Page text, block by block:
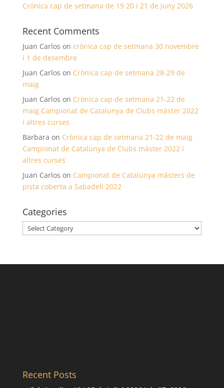
Crònica cap de setmana de 19 20 i 21 de juny 2026
Recent Comments
Juan Carlos on crònica cap de setmana 30 novembre
i 1 de desembre
Juan Carlos on Crònica cap de setmana 28-29 de
maig
Juan Carlos on Crònica cap de setmana 21-22 de
maig Campionat de Catalunya de Clubs màster 2022
i altres curses
Barbara on Crònica cap de setmana 21-22 de maig
Campionat de Catalunya de Clubs màster 2022 i
altres curses
Juan Carlos on Campionat de Catalunya màsters de
pista coberta a Sabadell 2022
Categories
Categories
Recent Posts